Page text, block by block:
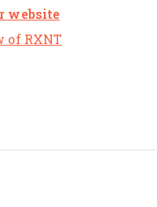
website
of RXNT